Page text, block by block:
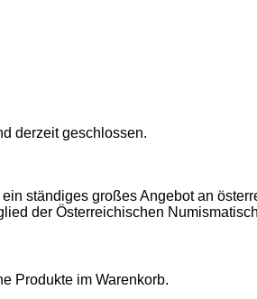
Produkte im Warenkorb.
derzeit geschlossen.
ständiges großes Angebot an
der Österreichischen